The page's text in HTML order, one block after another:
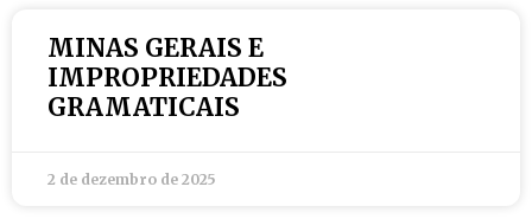
MINAS GERAIS E
IMPROPRIEDADES
GRAMATICAIS
2 de dezembro de 2025